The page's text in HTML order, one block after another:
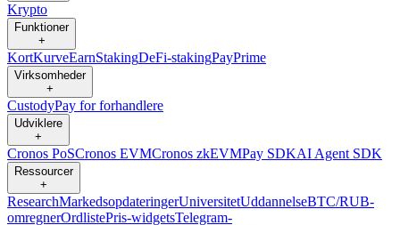
Krypto
Funktioner
+
KortKurveEarnStakingDeFi-stakingPayPrime
Virksomheder
+
CustodyPay for forhandlere
Udviklere
+
Cronos PoSCronos EVMCronos zkEVMPay SDKAI Agent SDK
Ressourcer
+
ResearchMarkedsopdateringerUniversitetUddannelseBTC/RUB-
omregnerOrdlistePris-widgetsTelegram-